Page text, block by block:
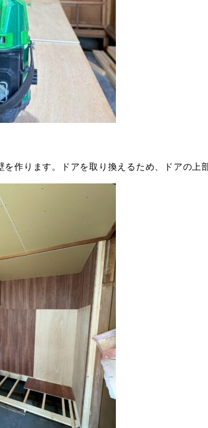
を作ります。ドアを取り換えるため、ドアの上